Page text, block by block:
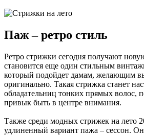
Паж – ретро стиль
Ретро стрижки сегодня получают
становится еще один стильным
который подойдет дамам, желающим
оригинально. Такая стрижка станет
обладательниц тонких прямых волос,
привык быть в центре внимания.
Также среди модных стрижек на лето
удлиненный вариант пажа – сессон. Он